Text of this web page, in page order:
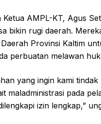
Ketua AMPL-KT, Agus
bikin rugi daerah.
Provinsi Kaltim
perbuatan melawan
yang ingin kami
maladministrasi pada
izin lengkap,”